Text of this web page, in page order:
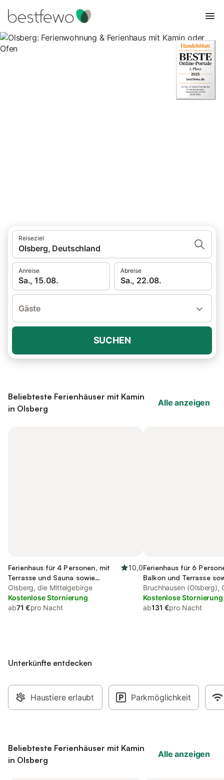
Reiseziel
Olsberg, Deutschland
Anreise
Sa., 15.08.
Abreise
Sa., 22.08.
Gäste
SUCHEN
Beliebteste Ferienhäuser mit Kamin
in Olsberg
Alle anzeigen
Ferienhaus für 4 Personen, mit
Terrasse und Sauna sowie
Ausblick
10,0
Olsberg, die Mittelgebirge
Kostenlose Stornierung
ab71 €pro Nacht
Ferienhaus für 6
Balkon und Terrasse
Bruchhausen (Olsberg),
Kostenlose Stornierung
ab131 €pro Nacht
Unterkünfte entdecken
Haustiere erlaubt Parkmöglichkeit
Beliebteste Ferienhäuser mit Kamin
in Olsberg
Alle anzeigen